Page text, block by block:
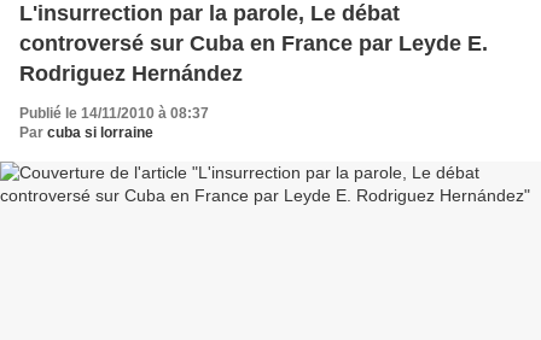
L'insurrection par la parole, Le débat
controversé sur Cuba en France par Leyde E.
Rodriguez Hernández
Publié le 14/11/2010 à 08:37
Par cuba si lorraine